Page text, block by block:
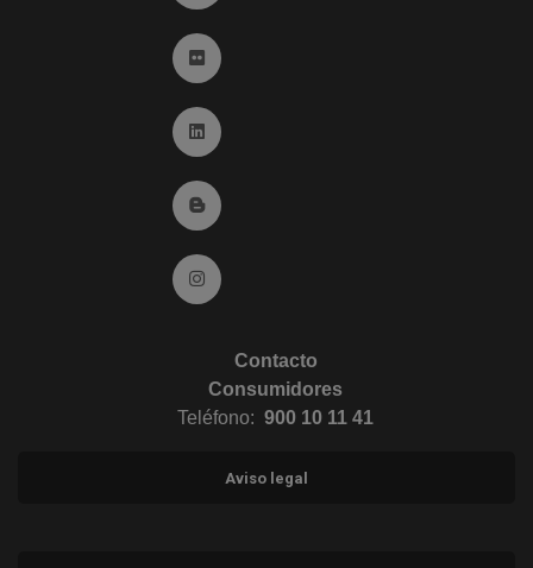
Ir a Flickr (abre en ventana nueva)
Ir a Linkedin (abre en ventana nueva)
Ir al Blog (abre en ventana nueva)
Ir a Instagram (abre en ventana nueva)
Contacto
Consumidores
Teléfono: 900 10 11 41
Aviso legal